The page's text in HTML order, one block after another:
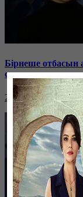
Бірнеше отбасын
сотталып жатыр
26 января, 19:36